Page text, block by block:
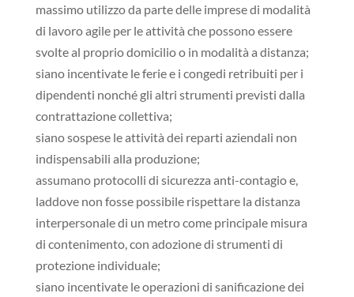
massimo utilizzo da parte delle imprese di modalità
di lavoro agile per le attività che possono essere
svolte al proprio domicilio o in modalità a distanza;
siano incentivate le ferie e i congedi retribuiti per i
dipendenti nonché gli altri strumenti previsti dalla
contrattazione collettiva;
siano sospese le attività dei reparti aziendali non
indispensabili alla produzione;
assumano protocolli di sicurezza anti-contagio e,
laddove non fosse possibile rispettare la distanza
interpersonale di un metro come principale misura
di contenimento, con adozione di strumenti di
protezione individuale;
siano incentivate le operazioni di sanificazione dei